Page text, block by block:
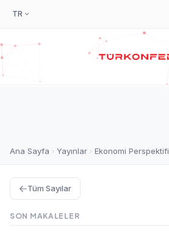
TR
Ana Sayfa Yayınlar Ekonomi Perspektifi
Tüm Sayılar
SON MAKALELER